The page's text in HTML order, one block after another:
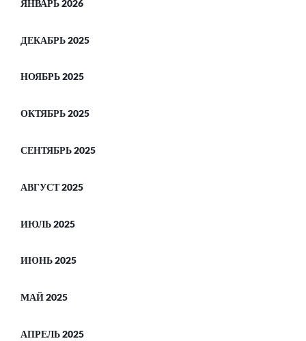
ЯНВАРЬ 2026
ДЕКАБРЬ 2025
НОЯБРЬ 2025
ОКТЯБРЬ 2025
СЕНТЯБРЬ 2025
АВГУСТ 2025
ИЮЛЬ 2025
ИЮНЬ 2025
МАЙ 2025
АПРЕЛЬ 2025